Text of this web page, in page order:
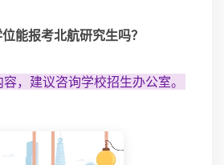
能报考北航研究生吗？
，建议咨询学校招生办公室。